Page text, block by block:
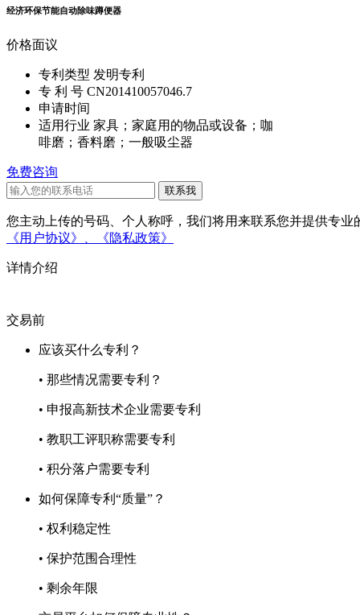
经济环保节能自动除味蹲便器
价格面议
专利类型 发明专利
专 利 号 CN201410057046.7
申请时间
适用行业 家具；家庭用的物品或设备；咖
啡磨；香料磨；一般吸尘器
免费咨询
您主动上传的号码、个人称呼，我们将用来联系您并提供专
《用户协议》、
《隐私政策》
详情介绍
交易前
应该买什么专利？
• 那些情况需要专利？
• 申报高新技术企业需要专利
• 教职工评职称需要专利
• 积分落户需要专利
如何保障专利“质量”？
• 权利稳定性
• 保护范围合理性
• 剩余年限